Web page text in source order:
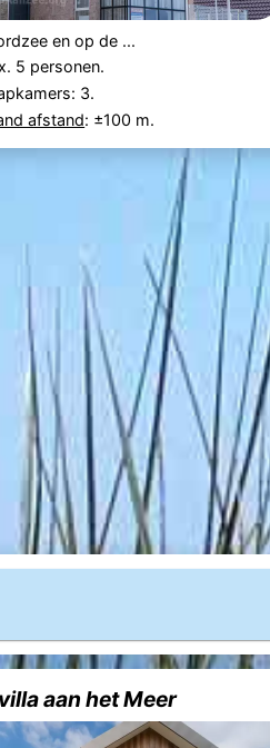
en op de ...
5 personen.
3.
afstand: ±100 m.
aan het Meer